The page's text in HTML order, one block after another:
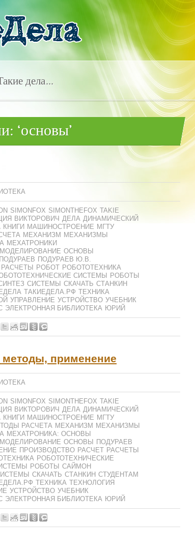
дела…
‘основы’
SIMONFOX SIMONTHEFOX TAKIE
ВИКТОРОВИЧ ДЕЛА ДИНАМИЧЕСКИЙ
КНИГИ МАШИНОСТРОЕНИЕ МГТУ
МЕХАНИЗМ МЕХАНИЗМЫ
МЕХАТРОНИКИ
МОДЕЛИРОВАНИЕ ОСНОВЫ
ПОДУРАЕВ ПОДУРАЕВ Ю.В.
РАСЧЕТЫ РОБОТ РОБОТОТЕХНИКА
СИСТЕМЫ
РОБОТЫ
СИСТЕМЫ СКАЧАТЬ СТАНКИН
ТАКИЕДЕЛА.РФ ТЕХНИКА
УПРАВЛЕНИЕ УСТРОЙСТВО УЧЕБНИК
ЭЛЕКТРОННАЯ БИБЛИОТЕКА ЮРИЙ
применение
SIMONFOX SIMONTHEFOX TAKIE
ВИКТОРОВИЧ ДЕЛА ДИНАМИЧЕСКИЙ
КНИГИ МАШИНОСТРОЕНИЕ МГТУ
РАСЧЕТА МЕХАНИЗМ МЕХАНИЗМЫ
МЕХАТРОНИКА: ОСНОВЫ
МОДЕЛИРОВАНИЕ ОСНОВЫ
ПОДУРАЕВ
ПРОИЗВОДСТВО РАСЧЕТ РАСЧЕТЫ
РОБОТОТЕХНИЧЕСКИЕ
РОБОТЫ САЙМОН
СКАЧАТЬ СТАНКИН СТУДЕНТАМ
ТЕХНИКА ТЕХНОЛОГИЯ
УСТРОЙСТВО УЧЕБНИК
ЭЛЕКТРОННАЯ БИБЛИОТЕКА ЮРИЙ